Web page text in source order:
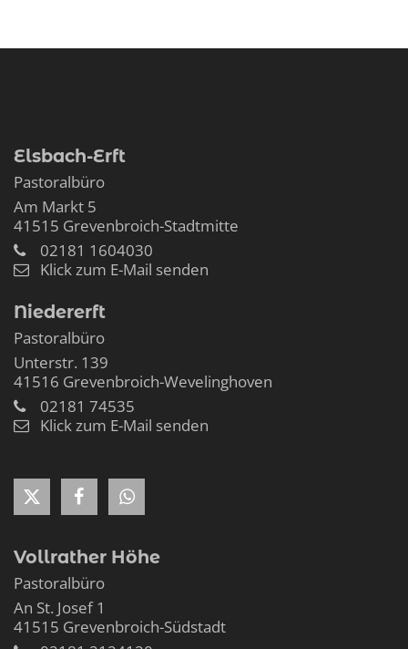
Elsbach-Erft
Pastoralbüro
Am Markt 5
41515 Grevenbroich-Stadtmitte
02181 1604030
Klick zum E-Mail senden
Niedererft
Pastoralbüro
Unterstr. 139
41516 Grevenbroich-Wevelinghoven
02181 74535
Klick zum E-Mail senden
Vollrather Höhe
Pastoralbüro
An St. Josef 1
41515 Grevenbroich-Südstadt